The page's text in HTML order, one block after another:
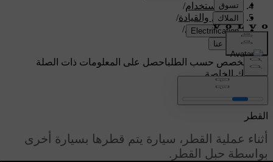
دليل الاستخدام/
التشغيل والقيادة/
القطر والنقل/
القطر
دعم مخصص حسب الطلباحصل على المعلومات ذات الصلة
بسيارتك الخاصة.
تسجيل الدخول
القطر
أثناء عملية القطر، سيارة يتم قطرها بسيارة أخرى
بواسطة حبل القطر.